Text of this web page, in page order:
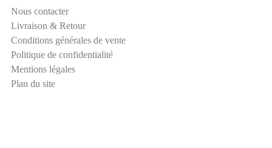
a
m
E
-
m
a
Nous contacter
Livraison & Retour
Conditions générales de vente
Politique de confidentialité
Mentions légales
Plan du site